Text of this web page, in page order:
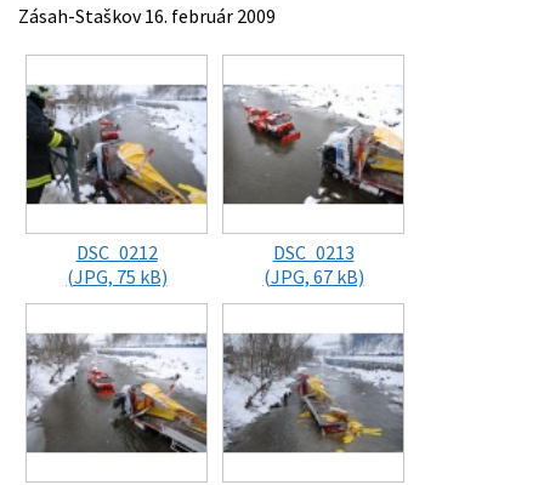
Zásah-Staškov 16. február 2009
DSC_0212
(JPG, 75 kB)
DSC_0213
(JPG, 67 kB)